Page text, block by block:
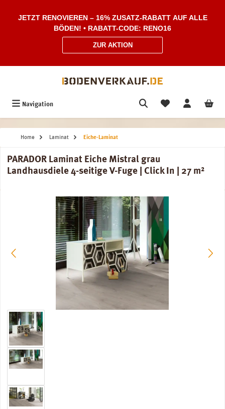
JETZT RENOVIEREN – 16% ZUSATZ-RABATT AUF ALLE
BÖDEN! • RABATT-CODE: RENO16
ZUR AKTION
Navigation
Home Laminat Eiche-Laminat
PARADOR Laminat Eiche Mistral grau
Landhausdiele 4-seitige V-Fuge | Click In | 27 m²
Bildergalerie überspringen